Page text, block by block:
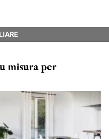
misura per